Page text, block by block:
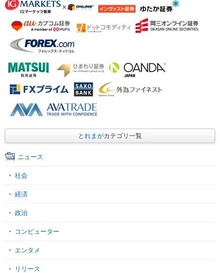
とれまがカテゴリ一覧
ニュース
社会
経済
政治
コンピューター
エンタメ
リリース